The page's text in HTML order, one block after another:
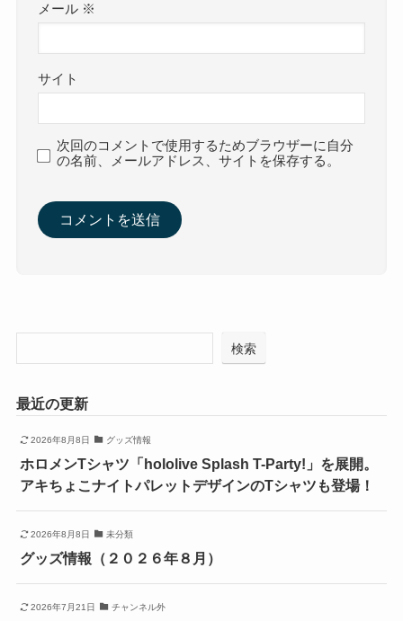
メール ※
サイト
次回のコメントで使用するためブラウザーに自分
の名前、メールアドレス、サイトを保存する。
検索
最近の更新
2026年8月8日 グッズ情報
ホロメンTシャツ「hololive Splash T-Party!」を展開。
アキちょこナイトパレットデザインのTシャツも登場！
2026年8月8日 未分類
グッズ情報（２０２６年８月）
2026年7月21日 チャンネル外